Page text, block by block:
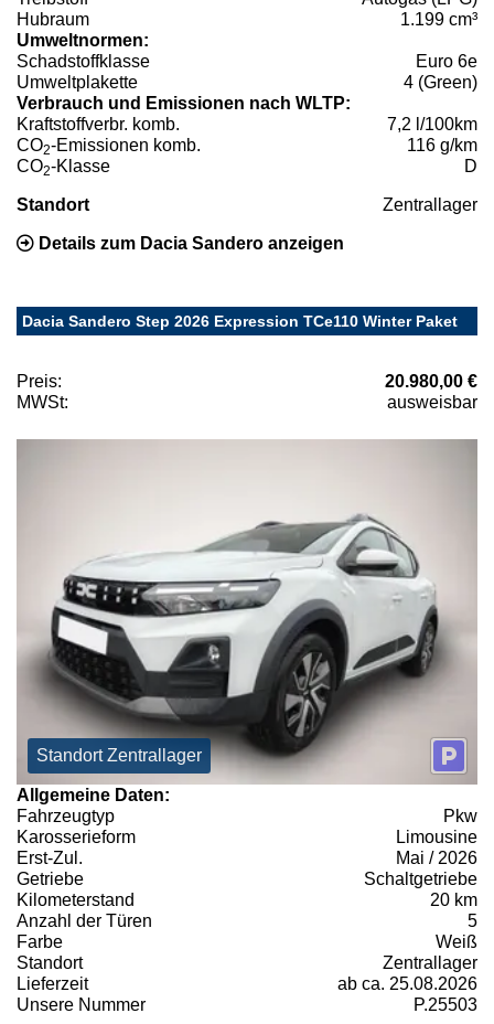
Hubraum
1.199 cm³
Umweltnormen:
Schadstoffklasse
Euro 6e
Umweltplakette
4 (Green)
Verbrauch und Emissionen nach WLTP:
Kraftstoffverbr. komb.
7,2 l/100km
CO2-Emissionen komb.
116 g/km
CO2-Klasse D
Standort Zentrallager
Details zum Dacia Sandero anzeigen
Dacia Sandero Step 2026 Expression TCe110 Winter Paket
Preis:
20.980,00 €
MWSt:
ausweisbar
Standort Zentrallager
Allgemeine Daten:
Fahrzeugtyp
Pkw
Karosserieform
Limousine
Erst-Zul.
Mai / 2026
Getriebe
Schaltgetriebe
Kilometerstand
20 km
Anzahl der Türen
5
Farbe
Weiß
Standort
Zentrallager
Lieferzeit
ab ca. 25.08.2026
Unsere Nummer
P.25503